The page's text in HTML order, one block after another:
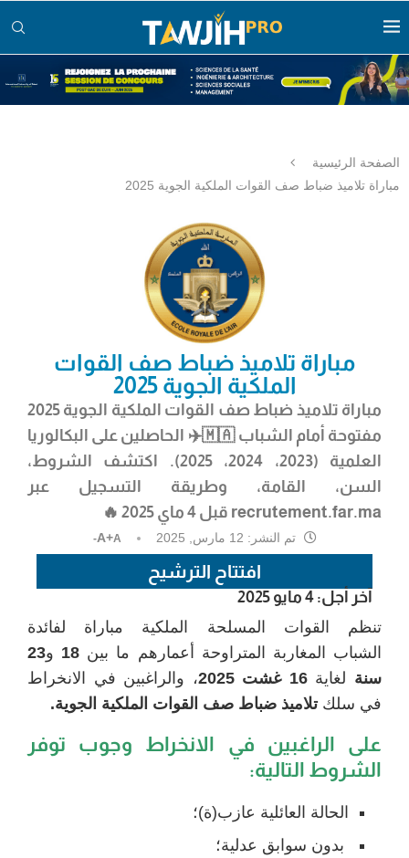
الصفحة الرئيسية
مباراة تلاميذ ضباط صف القوات الملكية الجوية 2025
مباراة تلاميذ ضباط صف القوات
الملكية الجوية 2025
مباراة تلاميذ ضباط صف القوات الملكية الجوية 2025
مفتوحة أمام الشباب 🇲🇦✈️ الحاصلين على البكالوريا
العلمية (2023، 2024، 2025). اكتشف الشروط،
السن، القامة، وطريقة التسجيل عبر
recrutement.far.ma قبل 4 ماي 2025 🔥
تم النشر: A+A-
افتتاح الترشيح
آخر أجل: 4 مايو 2025
تنظم القوات المسلحة الملكية مباراة لفائدة
الشباب المغاربة المتراوحة أعمارهم ما بين
و23
سنة لغاية16 غشت 2025
، والراغبين في الانخراط
في سلكتلاميذ ضباط صف القوات الملكية الجوية.
على الراغبين في الانخراط وجوب توفر
الشروط التالية:
الحالة العائلية عازب(ة)؛
بدون سوابق عدلية؛